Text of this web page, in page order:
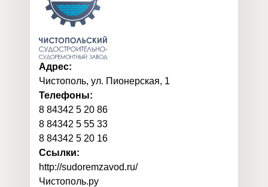
Адрес:
Чистополь, ул. Пионерская, 1
Телефоны:
8 84342 5 20 86
8 84342 5 55 33
8 84342 5 20 16
Ссылки:
http://sudoremzavod.ru/
Чистополь.ру